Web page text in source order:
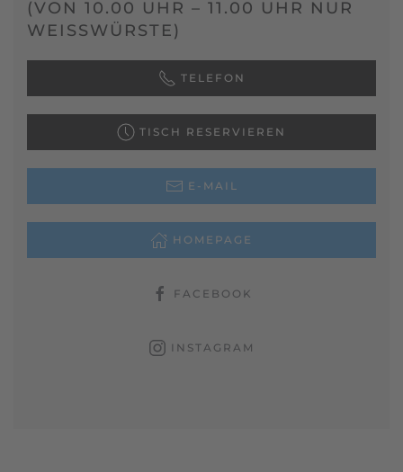
(VON 10.00 UHR – 11.00 UHR NUR
WEISSWÜRSTE)
TELEFON
TISCH RESERVIEREN
E-MAIL
HOMEPAGE
FACEBOOK
INSTAGRAM